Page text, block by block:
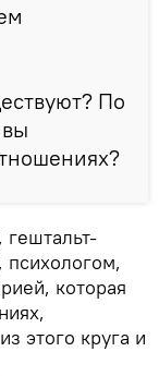
По
психологом,
которая
этого круга и